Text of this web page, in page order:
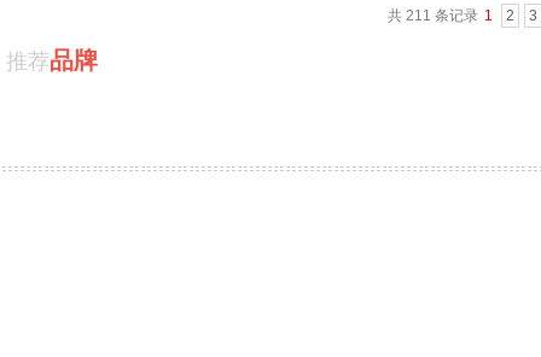
共 211 条记录 1 2 3
推荐品牌